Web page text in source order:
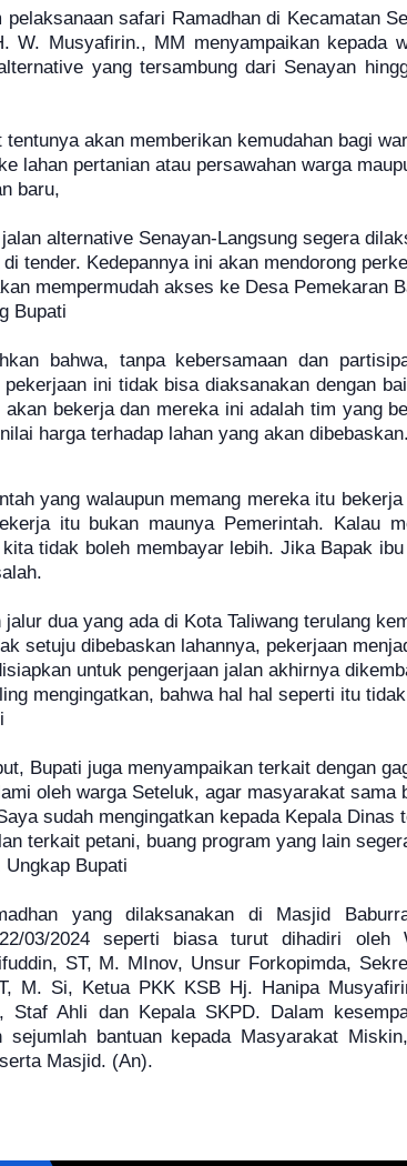
safari Ramadhan di Kecamatan
W. Musyafirin., MM menyampaikan kepada
yang tersambung dari Senayan
tentunya akan memberikan kemudahan bagi
lahan pertanian atau persawahan warga
baru,
alternative Senayan-Langsung segera
tender. Kedepannya ini akan mendorong
mempermudah akses ke Desa Pemekaran
Bupati
bahwa, tanpa kebersamaan dan
ini tidak bisa diaksanakan dengan
bekerja dan mereka ini adalah tim yang
harga terhadap lahan yang akan dibebaskan.
yang walaupun memang mereka itu
itu bukan maunya Pemerintah. Kalau
tidak boleh membayar lebih. Jika Bapak
dua yang ada di Kota Taliwang terulang
setuju dibebaskan lahannya, pekerjaan
untuk pengerjaan jalan akhirnya
mengingatkan, bahwa hal hal seperti itu
Bupati juga menyampaikan terkait dengan
oleh warga Seteluk, agar masyarakat sama
sudah mengingatkan kepada Kepala Dinas
terkait petani, buang program yang lain
Bupati
yang dilaksanakan di Masjid
03/2024 seperti biasa turut dihadiri oleh
ST, M. MInov, Unsur Forkopimda,
M. Si, Ketua PKK KSB Hj. Hanipa
Staf Ahli dan Kepala SKPD. Dalam
sejumlah bantuan kepada Masyarakat
Masjid. (An).